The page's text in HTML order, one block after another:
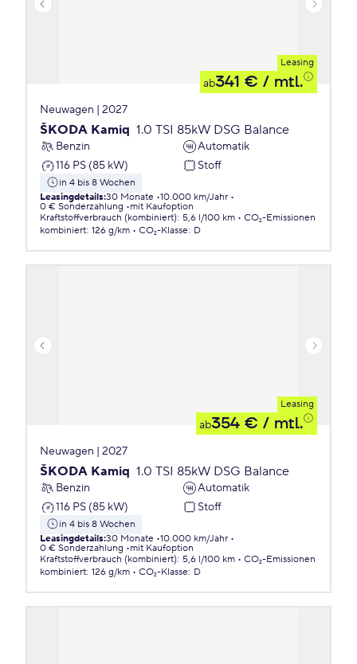
Leasing
ab341 € / mtl.
Neuwagen | 2027
ŠKODA Kamiq 1.0 TSI 85kW DSG Balance
Benzin
Automatik
116 PS (85 kW)
Stoff
in 4 bis 8 Wochen
Leasingdetails:30 Monate 10.000 km/Jahr
0 € Sonderzahlung
mit Kaufoption
Kraftstoffverbrauch (kombiniert): 5,6 l/100 km
CO₂-Emissionen
kombiniert: 126 g/km CO₂-Klasse: D
Leasing
ab354 € / mtl.
Neuwagen | 2027
ŠKODA Kamiq 1.0 TSI 85kW DSG Balance
Benzin
Automatik
116 PS (85 kW)
Stoff
in 4 bis 8 Wochen
Leasingdetails:30 Monate 10.000 km/Jahr
0 € Sonderzahlung
mit Kaufoption
Kraftstoffverbrauch (kombiniert): 5,6 l/100 km
CO₂-Emissionen
kombiniert: 126 g/km CO₂-Klasse: D